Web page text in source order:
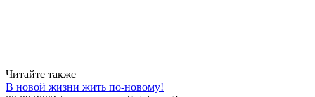
Читайте также
В новой жизни жить по-новому!